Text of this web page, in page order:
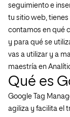
seguimiento e
tu sitio web, tienes
contamos en qué
y para qué se
vas a utilizar y a
maestría en
Qué es
Google Tag
agiliza y facilita el